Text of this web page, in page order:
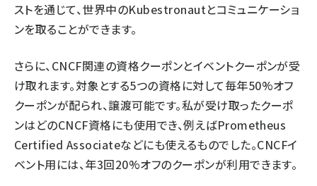
ストを通じて、世界中のKubestronautとコミュニケーショ
ンを取ることができます。
さらに、CNCF関連の資格クーポンとイベントクーポンが受
け取れます。対象とする5つの資格に対して毎年50%オフ
クーポンが配られ、譲渡可能です。私が受け取ったクーポ
ンはどのCNCF資格にも使用でき、例えばPrometheus
Certified Associateなどにも使えるものでした。CNCFイ
ベント用には、年3回20%オフのクーポンが利用できます。